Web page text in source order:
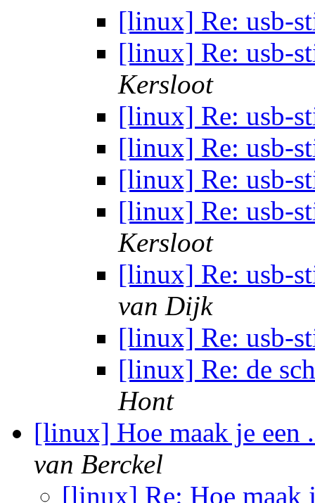
[linux] Re: usb-
[linux] Re: usb-
Kersloot
[linux] Re: usb-
[linux] Re: usb-
[linux] Re: usb-
[linux] Re: usb-
Kersloot
[linux] Re: usb-
van Dijk
[linux] Re: usb-
[linux] Re: de
Hont
[linux] Hoe maak je
van Berckel
[linux] Re: Hoe maak